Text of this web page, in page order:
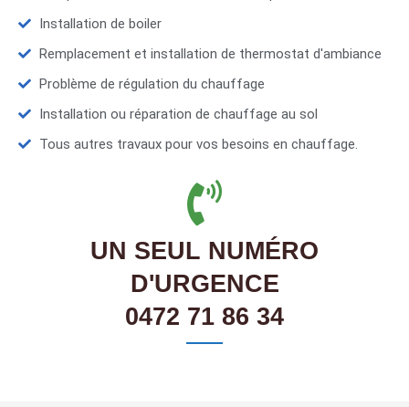
Installation de boiler
Remplacement et installation de thermostat d'ambiance
Problème de régulation du chauffage
Installation ou réparation de chauffage au sol
Tous autres travaux pour vos besoins en chauffage.
UN SEUL NUMÉRO
D'URGENCE
0472 71 86 34